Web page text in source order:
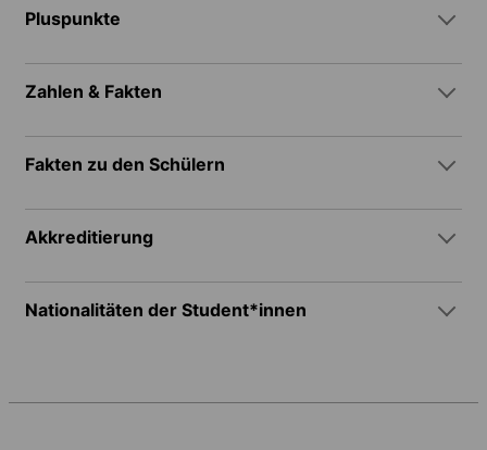
Pluspunkte
Zahlen & Fakten
Fakten zu den Schülern
Akkreditierung
Nationalitäten der Student*innen